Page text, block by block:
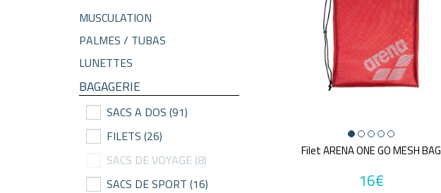
MUSCULATION
PALMES / TUBAS
LUNETTES
BAGAGERIE
SACS A DOS (91)
FILETS (26)
SACS DE VOYAGE (8)
SACS DE SPORT (16)
Filet ARENA ONE GO MESH BAG
16€